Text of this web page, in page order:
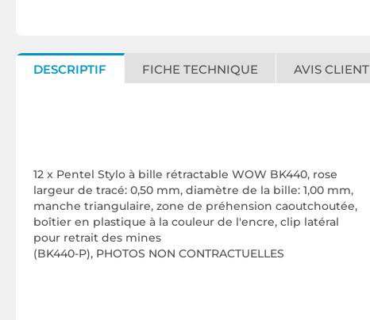
DESCRIPTIF FICHE TECHNIQUE AVIS CLIENT
12 x Pentel Stylo à bille rétractable WOW BK440, rose
largeur de tracé: 0,50 mm, diamètre de la bille: 1,00 mm,
manche triangulaire, zone de préhension caoutchoutée,
boîtier en plastique à la couleur de l'encre, clip latéral
pour retrait des mines
(BK440-P), PHOTOS NON CONTRACTUELLES